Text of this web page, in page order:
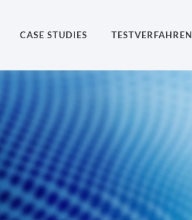
CASE STUDIES TESTVERFAHREN